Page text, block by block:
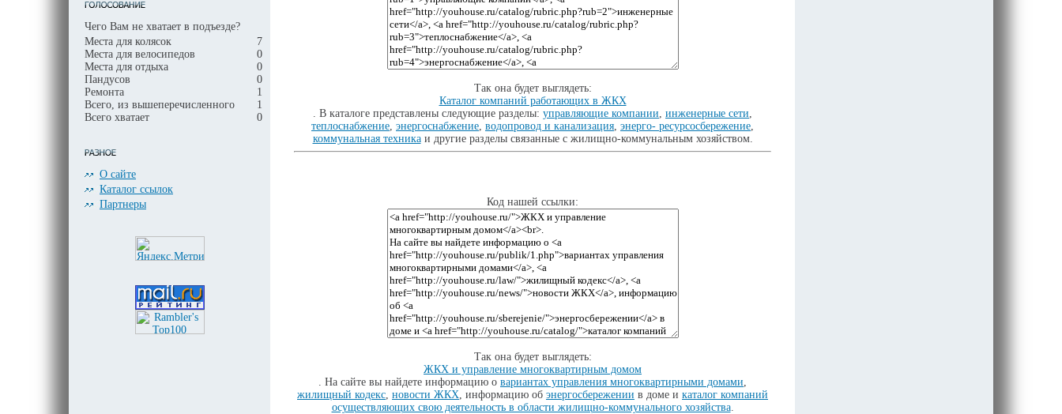
Чего Вам не хватает в подъезде?
Места для колясок
7
Места для велосипедов
0
Места для отдыха
0
Пандусов
0
Ремонта
1
Всего, из вышеперечисленного
1
Всего хватает
0
О сайте
Каталог ссылок
Партнеры
Так она будет выглядеть:
Каталог компаний работающих в ЖКХ
. В каталоге представлены следующие разделы: управляющие компании, инженерные сети,
теплоснабжение, энергоснабжение, водопровод и канализация, энерго- ресурсосбережение,
коммунальная техникаи другие разделы связанные с жилищно-коммунальным хозяйством.
Код нашей ссылки:
Так она будет выглядеть:
ЖКХ и управление многоквартирным домом
. На сайте вы найдете информацию о вариантах управления многоквартирными домами,
жилищный кодекс, новости ЖКХ, информацию об энергосбережении в доме и каталог компаний
осуществляющих свою деятельность в области жилищно-коммунального хозяйства.